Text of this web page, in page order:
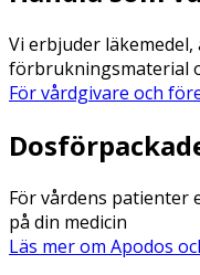
Vi erbjuder
förbrukningsmaterial
För vårdgivare och
För vårdens patienter
på din medicin
Läs mer om Apodos